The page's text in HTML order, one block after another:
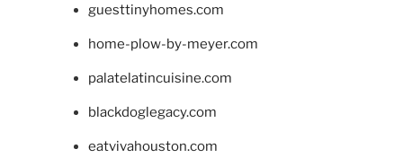
guesttinyhomes.com
home-plow-by-meyer.com
palatelatincuisine.com
blackdoglegacy.com
eatvivahouston.com